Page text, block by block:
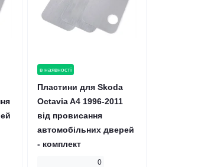
сторінка продавця
оптових покупців.
в наявності
Пластини для Skoda
Octavia A4 1996-2011
від провисання
автомобільних дверей
- комплект
0